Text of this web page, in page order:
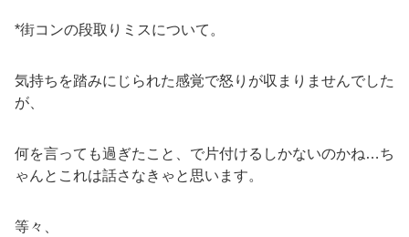
*街コンの段取りミスについて。
気持ちを踏みにじられた感覚で怒りが収まりませんでした
が、
何を言っても過ぎたこと、で片付けるしかないのかね…ち
ゃんとこれは話さなきゃと思います。
等々、